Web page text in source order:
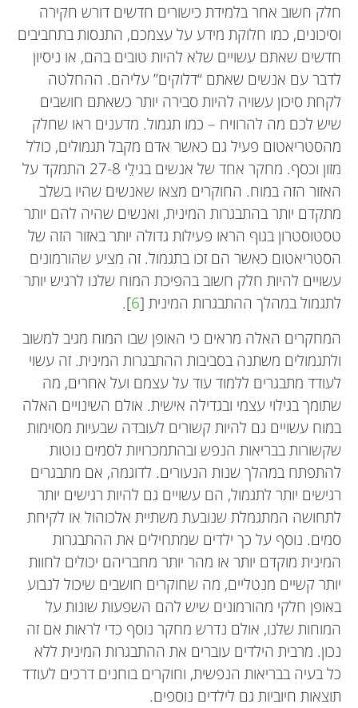
חלק חשוב אחר בלמידת כישורים חדשים דורש חקירה
וסיכונים, כמו חלוקת מידע על עצמכם, התנסות בתחביבים
חדשים שאתם עשויים שלא להיות טובים בהם, או ניסיון
לדבר עם אנשים שאתם “דלוקים” עליהם. ההחלטה
לקחת סיכון עשויה להיות סבירה יותר כשאתם חושבים
שיש לכם מה להרוויח – כמו תגמול. מדענים ראו שחלק
מהסטריאטום פעיל גם כאשר אדם מקבל תגמולים, כולל
מזון וכסף. מחקר אחד של אנשים בגילֵי 27-8 התמקד על
האזור הזה במוח. החוקרים מצאו שאנשים שהיו בשלב
מתקדם יותר בהתבגרות המינית, ואנשים שהיה להם יותר
טסטוסטרון בגוף הראו פעילות גדולה יותר באזור הזה של
הסטריאטום כאשר הם זכו בתגמול. זה מציע שהורמונים
עשויים להיות חלק חשוב בהפיכת המוח שלנו לרגיש יותר
לתגמול במהלך ההתבגרות המינית [6
].
המחקרים האלה מראים כי האופן שבו המוח מגיב למשוב
ולתגמולים משתנה בסביבות ההתבגרות המינית. זה עשוי
לעודד מתבגרים ללמוד עוד על עצמם ועל אחרים, מה
שתומך בגילוי עצמי ובגדילה אישית. אולם השינויים האלה
במוח עשויים גם להיות קשורים לעובדה שבעיות מסוימות
שקשורות בבריאות הנפש ובהתמכרויות לסמים נוטות
להתפתח במהלך שנות הנעורים. לדוגמה, אם מתבגרים
רגישים יותר לתגמול, הם עשויים גם להיות רגישים יותר
לתחושה המתגמלת שנובעת משתיית אלכוהול או לקיחת
סמים. נוסף על כך ילדים שמתחילים את ההתבגרות
המינית מוקדם יותר או מהר יותר מחבריהם יכולים לחוות
יותר קשיים מנטליים, מה שחוקרים חושבים שיכול לנבוע
באופן חלקי מהורמונים שיש להם השפעות שונות על
המוחות שלנו, אולם נדרש מחקר נוסף כדי לראות אם זה
נכון. מרבית הילדים עוברים את ההתבגרות המינית ללא
כל בעיה בבריאות הנפשית, וחוקרים בוחנים דרכים לעודד
תוצאות חיוביות גם לילדים נוספים.